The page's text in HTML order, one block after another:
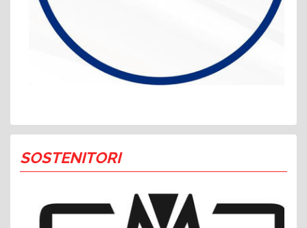
SOSTENITORI